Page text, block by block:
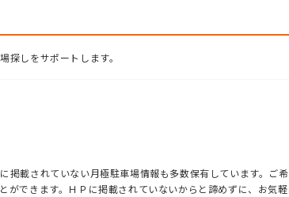
探しをサポートします。
載されていない月極駐車場情報も多数保有しています。ご
できます。ＨＰに掲載されていないからと諦めずに、お気軽